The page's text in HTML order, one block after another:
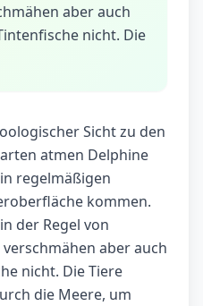
aber auch
nicht. Die
Sicht zu den
atmen Delphine
regelmäßigen
kommen.
der Regel von
aber auch
nicht. Die Tiere
die Meere, um